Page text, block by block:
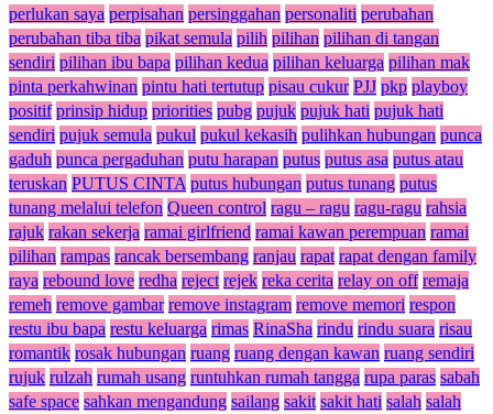
perlukan saya perpisahan persinggahan personaliti perubahan
perubahan tiba tiba pikat semula pilih pilihan pilihan di tangan
sendiri pilihan ibu bapa pilihan kedua pilihan keluarga pilihan mak
pinta perkahwinan pintu hati tertutup pisau cukur PJJ pkp playboy
positif prinsip hidup priorities pubg pujuk pujuk hati pujuk hati
sendiri pujuk semula pukul pukul kekasih pulihkan hubungan punca
gaduh punca pergaduhan putu harapan putus putus asa putus atau
teruskan PUTUS CINTA putus hubungan putus tunang putus
tunang melalui telefon Queen control ragu – ragu ragu-ragu rahsia
rajuk rakan sekerja ramai girlfriend ramai kawan perempuan ramai
pilihan rampas rancak bersembang ranjau rapat rapat dengan family
raya rebound love redha reject rejek reka cerita relay on off remaja
remeh remove gambar remove instagram remove memori respon
restu ibu bapa restu keluarga rimas RinaSha rindu rindu suara risau
romantik rosak hubungan ruang ruang dengan kawan ruang sendiri
rujuk rulzah rumah usang runtuhkan rumah tangga rupa paras sabah
safe space sahkan mengandung sailang sakit sakit hati salah salah